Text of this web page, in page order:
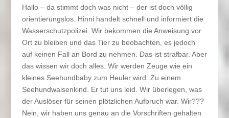
Hallo – da stimmt doch was nicht – der ist doch völlig
orientierungslos. Hinni handelt schnell und informiert die
Wasserschutzpolizei. Wir bekommen die Anweisung vor
Ort zu bleiben und das Tier zu beobachten, es jedoch
auf keinen Fall an Bord zu nehmen. Das ist strafbar. Aber
das wissen wir doch alles. Wir werden Zeuge wie ein
kleines Seehundbaby zum Heuler wird. Zu einem
Seehundwaisenkind. Er tut uns leid. Wir überlegen, was
der Auslöser für seinen plötzlichen Aufbruch war. Wir???
Nein, wir haben uns genau an die Vorschriften gehalten